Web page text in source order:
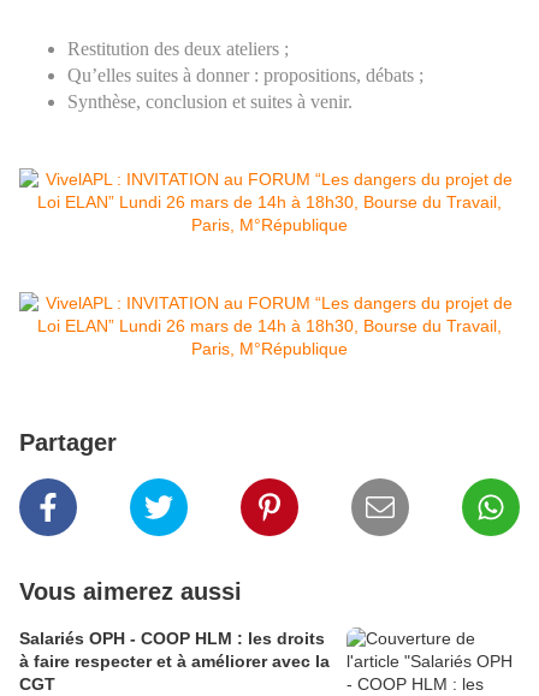
Restitution des deux ateliers ;
Qu’elles suites à donner : propositions, débats ;
Synthèse, conclusion et suites à venir.
Partager
Vous aimerez aussi
Salariés OPH - COOP HLM : les droits
à faire respecter et à améliorer avec la
CGT